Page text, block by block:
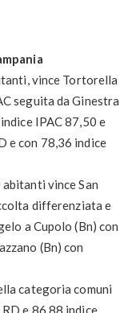
vince Tortorella
seguita da Ginestra
IPAC 87,50 e
e con 78,36 indice
vince San
differenziata e
a Cupolo (Bn) con
(Bn) con
categoria comuni
e 86,88 indice